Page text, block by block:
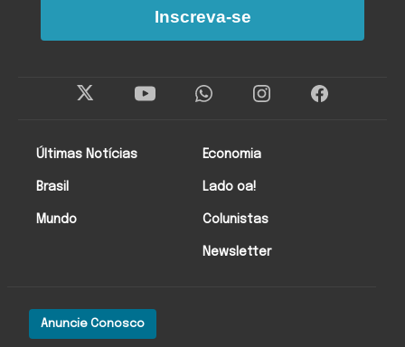
Anuncie Conosco
Últimas Notícias
Brasil
Mundo
Economia
Lado oa!
Colunistas
Newsletter
Inscreva-se